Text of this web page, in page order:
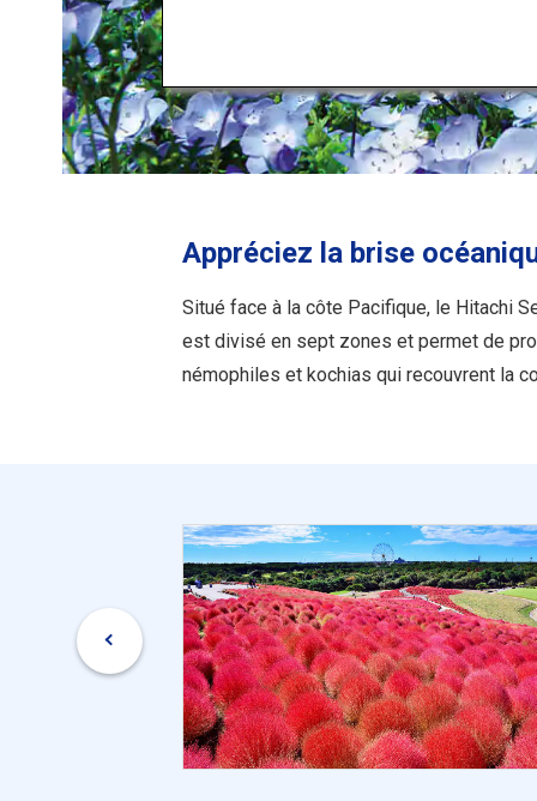
Appréciez la brise
Situé face à la côte Pacifique, le Hitachi
est divisé en sept zones et permet de
némophiles et kochias qui recouvrent la